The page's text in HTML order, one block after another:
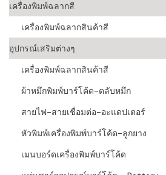
เครื่องพิมพ์ฉลากสี
เครื่องพิมพ์ฉลากสินค้าสี
อุปกรณ์เสริมต่างๆ
เครื่องพิมพ์ฉลากสินค้าสี
ผ้าหมึกพิมพ์บาร์โค้ด-ตลับหมึก
สายไฟ-สายเชื่อมต่อ-อะแดปเตอร์
หัวพิมพ์เครื่องพิมพ์บาร์โค้ด-ลูกยาง
เมนบอร์ดเครื่องพิมพ์บาร์โค้ด